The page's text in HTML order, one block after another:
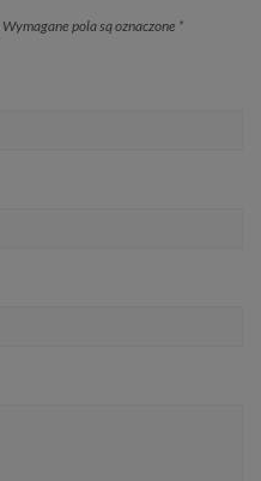
Wymagane pola są oznaczone *